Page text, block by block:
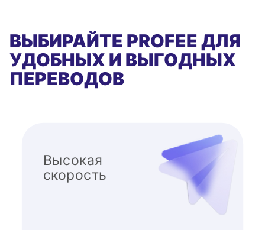
ВЫБИРАЙТЕ PROFEE ДЛЯ
УДОБНЫХ И ВЫГОДНЫХ
ПЕРЕВОДОВ
Высокая
скорость